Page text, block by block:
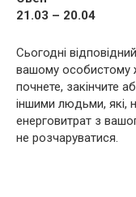
21.03 – 20.04
Сьогодні
вашому особистому
почнете, закінчите
іншими людьми, які,
енерговитрат з
не розчаруватися.